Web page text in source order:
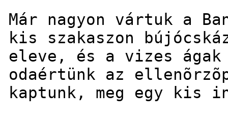
Már nagyon vártuk a
kis szakaszon
eleve, és a vizes
odaértünk az
kaptunk, meg egy kis